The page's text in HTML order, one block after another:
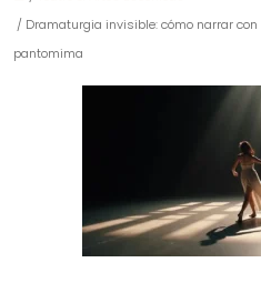
/ Dramaturgia invisible: cómo narrar
pantomima